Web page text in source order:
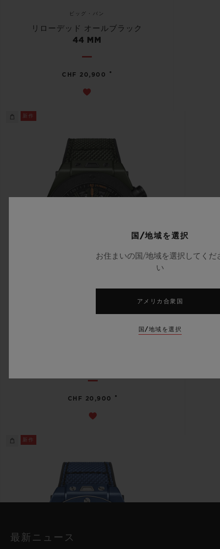
ビッグ・バン
リローデッド オールブラック
44 MM
CHF 20,900 •
新作
CHF 20,900 •
新作
最新ニュース
国/地域を選択
お住まいの国/地域を選択してくだ
い
アメリカ合衆国
国/地域を選択